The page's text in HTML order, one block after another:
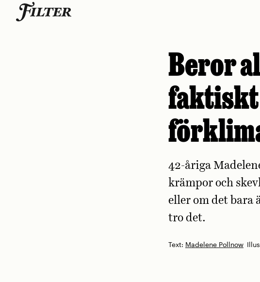
Beror
faktiskt
Text: Madelene Pollnow
42-åriga
krämpor och
eller om det bara
tro det.